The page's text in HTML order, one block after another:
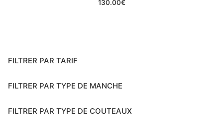
130.00€
FILTRER PAR TARIF
FILTRER PAR TYPE DE MANCHE
FILTRER PAR TYPE DE COUTEAUX